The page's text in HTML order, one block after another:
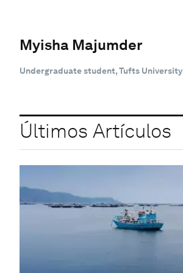
Myisha Majumder
Undergraduate student, Tufts University
Últimos Artículos